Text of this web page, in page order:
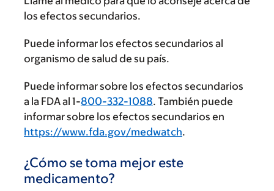
los efectos secundarios.
Puede informar los efectos secundarios al
organismo de salud de su país.
Puede informar sobre los efectos secundarios
a la FDA al 1-800-332-1088. También puede
informar sobre los efectos secundarios en
https://www.fda.gov/medwatch.
¿Cómo se toma mejor este
medicamento?